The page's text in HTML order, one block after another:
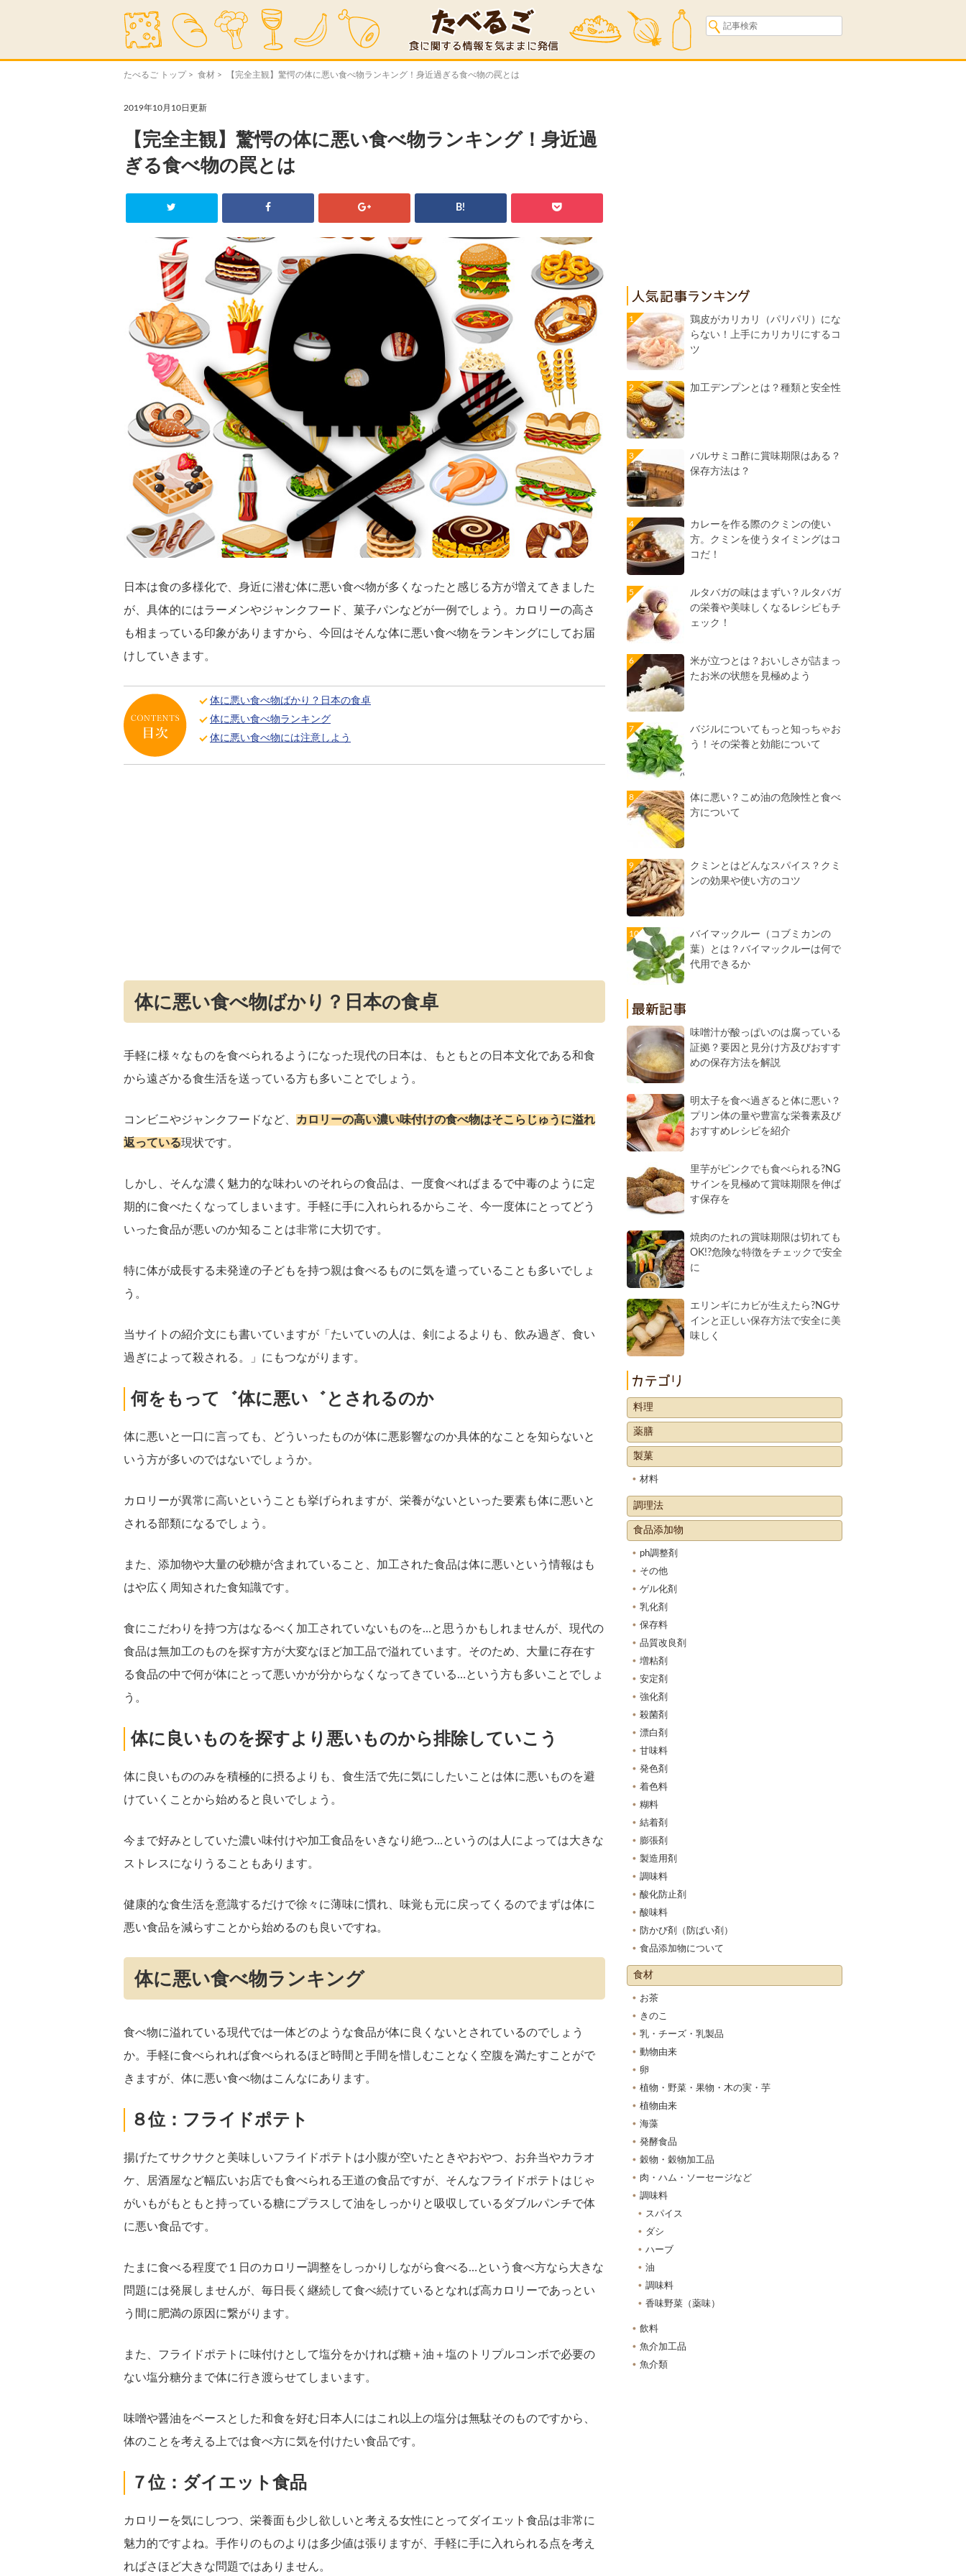
たべるご トップ> 食材 > 【完全主観】驚愕の体に悪い食べ物ランキング！身近過ぎる食べ物の罠とは
2019年10月10日更新
【完全主観】驚愕の体に悪い食べ物ランキング！身近過
ぎる食べ物の罠とは
B!
日本は食の多様化で、身近に潜む体に悪い食べ物が多くなったと感じる方が増えてきました
が、具体的にはラーメンやジャンクフード、菓子パンなどが一例でしょう。カロリーの高さ
も相まっている印象がありますから、今回はそんな体に悪い食べ物をランキングにしてお届
けしていきます。
体に悪い食べ物ばかり？日本の食卓
体に悪い食べ物ランキング
体に悪い食べ物には注意しよう
体に悪い食べ物ばかり？日本の食卓
手軽に様々なものを食べられるようになった現代の日本は、もともとの日本文化である和食
から遠ざかる食生活を送っている方も多いことでしょう。
コンビニやジャンクフードなど、
カロリーの高い濃い味付けの食べ物はそこらじゅうに溢れ
返っている現状です。
しかし、そんな濃く魅力的な味わいのそれらの食品は、一度食べればまるで中毒のように定
期的に食べたくなってしまいます。手軽に手に入れられるからこそ、今一度体にとってどう
いった食品が悪いのか知ることは非常に大切です。
特に体が成長する未発達の子どもを持つ親は食べるものに気を遣っていることも多いでしょ
う。
当サイトの紹介文にも書いていますが「たいていの人は、剣によるよりも、飲み過ぎ、食い
過ぎによって殺される。」にもつながります。
何をもって゛体に悪い゛とされるのか
体に悪いと一口に言っても、どういったものが体に悪影響なのか具体的なことを知らないと
いう方が多いのではないでしょうか。
カロリーが異常に高いということも挙げられますが、栄養がないといった要素も体に悪いと
される部類になるでしょう。
また、添加物や大量の砂糖が含まれていること、加工された食品は体に悪いという情報はも
はや広く周知された食知識です。
食にこだわりを持つ方はなるべく加工されていないものを…と思うかもしれませんが、現代の
食品は無加工のものを探す方が大変なほど加工品で溢れています。そのため、大量に存在す
る食品の中で何が体にとって悪いかが分からなくなってきている…という方も多いことでしょ
う。
体に良いものを探すより悪いものから排除していこう
体に良いもののみを積極的に摂るよりも、食生活で先に気にしたいことは体に悪いものを避
けていくことから始めると良いでしょう。
今まで好みとしていた濃い味付けや加工食品をいきなり絶つ…というのは人によっては大きな
ストレスになりうることもあります。
健康的な食生活を意識するだけで徐々に薄味に慣れ、味覚も元に戻ってくるのでまずは体に
悪い食品を減らすことから始めるのも良いですね。
体に悪い食べ物ランキング
食べ物に溢れている現代では一体どのような食品が体に良くないとされているのでしょう
か。手軽に食べられれば食べられるほど時間と手間を惜しむことなく空腹を満たすことがで
きますが、体に悪い食べ物はこんなにあります。
８位：フライドポテト
揚げたてサクサクと美味しいフライドポテトは小腹が空いたときやおやつ、お弁当やカラオ
ケ、居酒屋など幅広いお店でも食べられる王道の食品ですが、そんなフライドポテトはじゃ
がいもがもともと持っている糖にプラスして油をしっかりと吸収しているダブルパンチで体
に悪い食品です。
たまに食べる程度で１日のカロリー調整をしっかりしながら食べる…という食べ方なら大きな
問題には発展しませんが、毎日長く継続して食べ続けているとなれば高カロリーであっとい
う間に肥満の原因に繋がります。
また、フライドポテトに味付けとして塩分をかければ糖＋油＋塩のトリプルコンボで必要の
ない塩分糖分まで体に行き渡らせてしまいます。
味噌や醤油をベースとした和食を好む日本人にはこれ以上の塩分は無駄そのものですから、
体のことを考える上では食べ方に気を付けたい食品です。
７位：ダイエット食品
カロリーを気にしつつ、栄養面も少し欲しいと考える女性にとってダイエット食品は非常に
魅力的ですよね。手作りのものよりは多少値は張りますが、手軽に手に入れられる点を考え
ればさほど大きな問題ではありません。
鶏皮がカリカリ（パリパリ）にな
らない！上手にカリカリにするコ
ツ
加工デンプンとは？種類と安全性
バルサミコ酢に賞味期限はある？
保存方法は？
カレーを作る際のクミンの使い
方。クミンを使うタイミングはコ
コだ！
ルタバガの味はまずい？ルタバガ
の栄養や美味しくなるレシピもチ
ェック！
米が立つとは？おいしさが詰まっ
たお米の状態を見極めよう
バジルについてもっと知っちゃお
う！その栄養と効能について
体に悪い？こめ油の危険性と食べ
方について
クミンとはどんなスパイス？クミ
ンの効果や使い方のコツ
バイマックルー（コブミカンの
葉）とは？バイマックルーは何で
代用できるか
味噌汁が酸っぱいのは腐っている
証拠？要因と見分け方及びおすす
めの保存方法を解説
明太子を食べ過ぎると体に悪い？
プリン体の量や豊富な栄養素及び
おすすめレシピを紹介
里芋がピンクでも食べられる?NG
サインを見極めて賞味期限を伸ば
す保存を
焼肉のたれの賞味期限は切れても
OK!?危険な特徴をチェックで安全
に
エリンギにカビが生えたら?NGサ
インと正しい保存方法で安全に美
味しく
料理
薬膳
製菓
材料
調理法
食品添加物
ph調整剤
その他
ゲル化剤
乳化剤
保存料
品質改良剤
増粘剤
安定剤
強化剤
殺菌剤
漂白剤
甘味料
発色剤
着色料
糊料
結着剤
膨張剤
製造用剤
調味料
酸化防止剤
酸味料
防かび剤（防ばい剤）
食品添加物について
食材
お茶
きのこ
乳・チーズ・乳製品
動物由来
卵
植物・野菜・果物・木の実・芋
植物由来
海藻
発酵食品
穀物・穀物加工品
肉・ハム・ソーセージなど
調味料
スパイス
ダシ
ハーブ
油
調味料
香味野菜（薬味）
飲料
魚介加工品
魚介類